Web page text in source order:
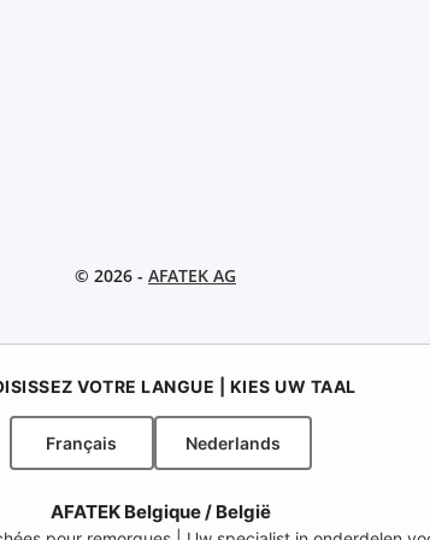
© 2026 - AFATEK AG
VOTRE LANGUE | KIES UW TAAL
Français Nederlands
AFATEK Belgique / België